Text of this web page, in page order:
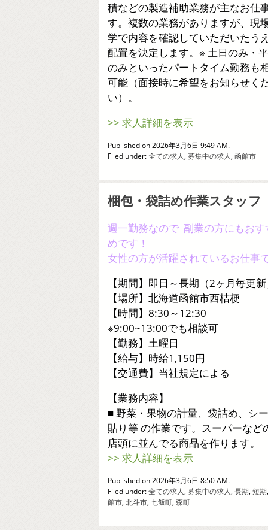
積などの製造補助業務が主なお仕
す。複数の業務がありますが、現
学で内容を確認していただいたう
配置を決定します。※ 土日のみ・
のみといったパートタイム勤務も
可能（面接時に希望をお知らせく
い）。
>> 求人詳細を表示
Published on 2026年3月6日 9:49 AM.
Filed under:全ての求人, 募集中の求人, 函館市
梱包・袋詰め作業スタッフ
週一勤務なので 副業の方にもおす
めです！
女性の方が活躍されているお仕事
【期間】即日～長期（2ヶ月毎更
【場所】北海道函館市西桔梗
【時間】8:30～12:30
※9:00~13:00でも相談可
【勤務】土曜日
【給与】時給1,150円
【交通費】当社規定による
【業務内容】
■ 野菜・果物の計量、袋詰め、シ
貼り等 の作業です。スーパーなど
店頭に並んでる商品を作ります。
>> 求人詳細を表示
Published on 2026年3月6日 8:50 AM.
Filed under:全ての求人, 募集中の求人, 長期, 短期
館市, 北斗市, 七飯町, 森町